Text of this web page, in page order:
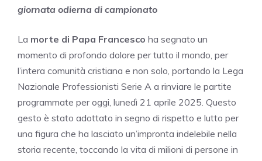
giornata odierna di campionato
La morte di Papa Francesco ha segnato un
momento di profondo dolore per tutto il mondo, per
l’intera comunità cristiana e non solo, portando la Lega
Nazionale Professionisti Serie A a rinviare le partite
programmate per oggi, lunedì 21 aprile 2025. Questo
gesto è stato adottato in segno di rispetto e lutto per
una figura che ha lasciato un’impronta indelebile nella
storia recente, toccando la vita di milioni di persone in